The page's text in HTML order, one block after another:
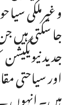
و غیرملکی
جا سکتی ہیں
جدید
اور سیاحتی
ہیں۔ انہوں